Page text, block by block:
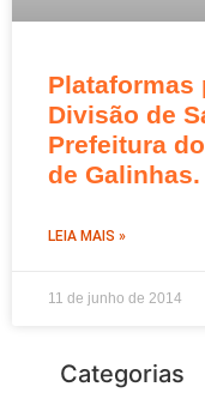
Plataformas
Divisão de
Prefeitura
de
LEIA MAIS »
11 de junho de 2014
Categorias